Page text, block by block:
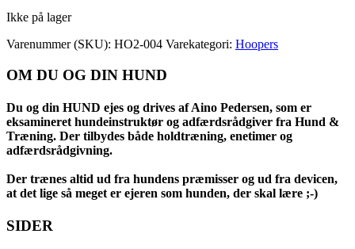
Ikke på lager
Varenummer (SKU): HO2-004 Varekategori: Hoopers
OM DU OG DIN HUND
Du og din HUND ejes og drives af Aino Pedersen, som er
eksamineret hundeinstruktør og adfærdsrådgiver fra Hund &
Træning. Der tilbydes både holdtræning, enetimer og
adfærdsrådgivning.
Der trænes altid ud fra hundens præmisser og ud fra devicen,
at det lige så meget er ejeren som hunden, der skal lære ;-)
SIDER